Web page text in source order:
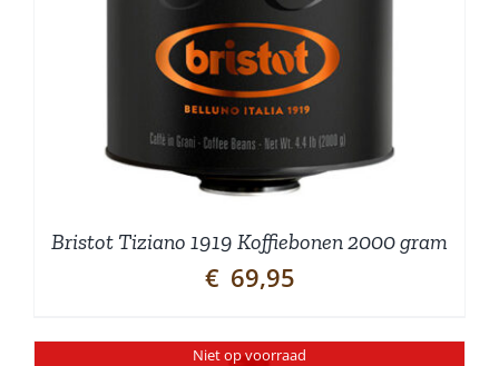
Bristot Tiziano 1919 Koffiebonen 2000 gram
€ 69,95
Niet op voorraad